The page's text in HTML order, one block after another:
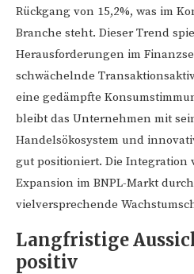
Rückgang von 15,2%, was im
Branche steht. Dieser Trend
Herausforderungen im
schwächelnde
eine gedämpfte
bleibt das Unternehmen mit
Handelsökosystem und
gut positioniert. Die Integration
Expansion im BNPL-Markt
vielversprechende
Langfristige
positiv